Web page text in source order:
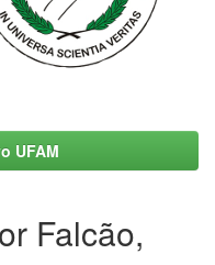
UFAM
Falcão,